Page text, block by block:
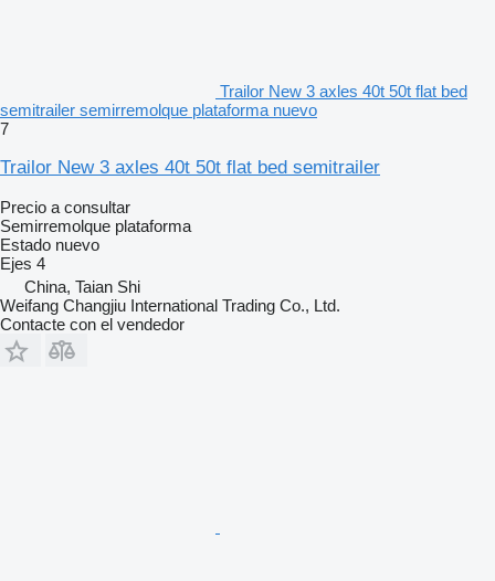
Trailor New 3 axles 40t 50t flat bed
semitrailer semirremolque plataforma nuevo
7
Trailor New 3 axles 40t 50t flat bed semitrailer
Precio a consultar
Semirremolque plataforma
Estado nuevo
Ejes 4
China, Taian Shi
Weifang Changjiu International Trading Co., Ltd.
Contacte con el vendedor